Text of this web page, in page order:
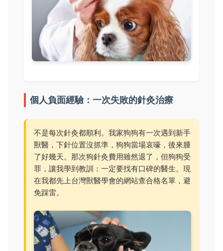
個人負面經驗：一次失敗的針灸治療
不是每次針灸都順利。我家狗狗有一次遇到新手
獸醫，下針位置沒抓準，狗狗當場哀嚎，後來腫
了好幾天。那次狗針灸費用雖然退了，但狗狗受
罪，讓我學到教訓：一定要找有口碑的醫生。現
在我都先上台灣獸醫學會的網站查合格名單，避
免踩雷。